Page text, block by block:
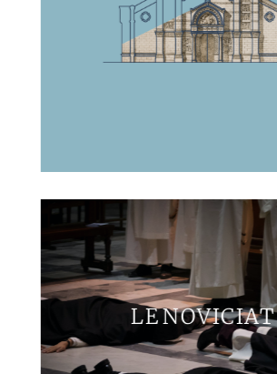
LE NOVICIAT